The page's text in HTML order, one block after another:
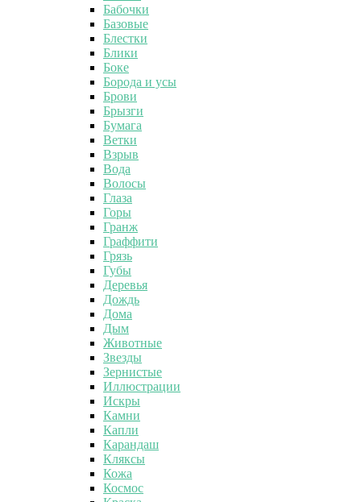
Бабочки
Базовые
Блестки
Блики
Боке
Борода и усы
Брови
Брызги
Бумага
Ветки
Взрыв
Вода
Волосы
Глаза
Горы
Гранж
Граффити
Грязь
Губы
Деревья
Дождь
Дома
Дым
Животные
Звезды
Зернистые
Иллюстрации
Искры
Камни
Капли
Карандаш
Кляксы
Кожа
Космос